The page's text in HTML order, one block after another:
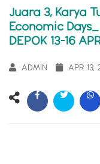
Juara 3, Karya
Economic Days_
DEPOK 13-16
ADMIN APR 13,